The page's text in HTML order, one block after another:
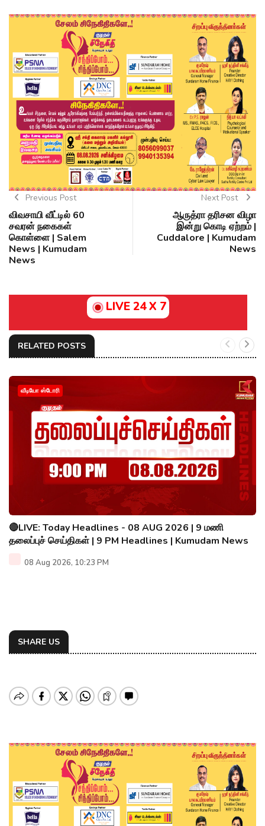
Previous Post
விவசாயி வீட்டில் 60
சவரன் நகைகள்
கொள்ளை | Salem
News | Kumudam
News
Next Post
ஆருத்ரா தரிசன விழா
இன்று கொடி ஏற்றம் |
Cuddalore | Kumudam
News
LIVE 24 X 7
RELATED POSTS
வீடியோ ஸ்டோரி
🔴LIVE: Today Headlines - 08 AUG 2026 | 9 மணி
தலைப்புச் செய்திகள் | 9 PM Headlines | Kumudam News
08 Aug 2026, 10:23 PM
SHARE US